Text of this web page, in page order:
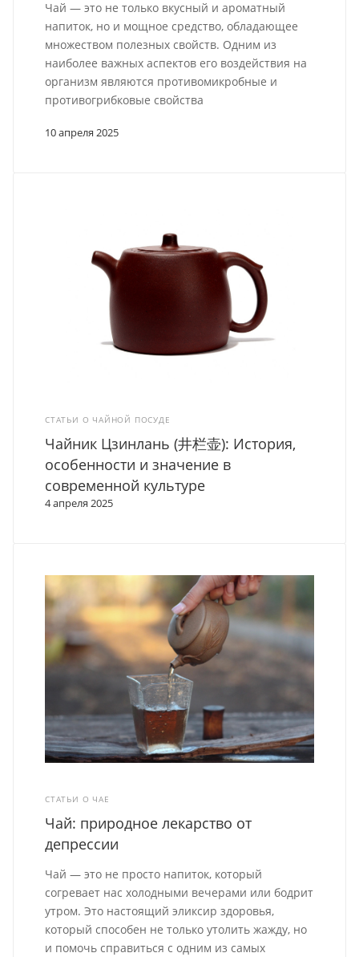
10 апреля 2025
Чай — это не только вкусный и ароматный
напиток, но и мощное средство, обладающее
множеством полезных свойств. Одним из
наиболее важных аспектов его воздействия на
организм являются противомикробные и
противогрибковые свойства
СТАТЬИ О ЧАЙНОЙ ПОСУДЕ
4 апреля 2025
Чайник Цзинлань (井栏壶): История,
особенности и значение в
современной культуре
СТАТЬИ О ЧАЕ
Чай: природное лекарство от
депрессии
Чай — это не просто напиток, который
согревает нас холодными вечерами или бодрит
утром. Это настоящий эликсир здоровья,
который способен не только утолить жажду, но
и помочь справиться с одним из самых